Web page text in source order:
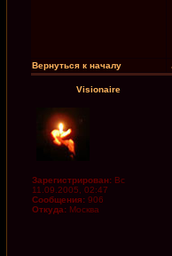
Вернуться к началу
Visionaire
Зарегистрирован: Вс
11.09.2005, 02:47
Сообщения: 906
Откуда: Москва